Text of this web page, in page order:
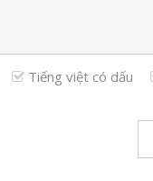
Tiếng việt có dấu